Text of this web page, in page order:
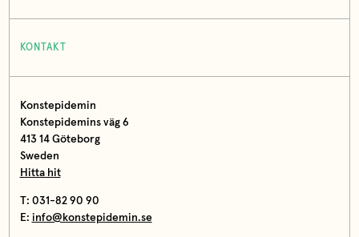
KONTAKT
Konstepidemin
Konstepidemins väg 6
413 14 Göteborg
Sweden
Hitta hit
T: 031-82 90 90
E: info@konstepidemin.se